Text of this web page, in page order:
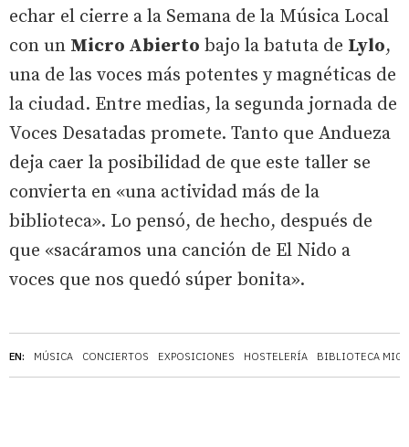
EN: MÚSICA CONCIERTOS EXPOSICIONES HOSTELERÍA BIBLIOTECA
echar el cierre a la Semana de la Música Local
con un Micro Abierto bajo la batuta de Lylo,
una de las voces más potentes y magnéticas de
la ciudad. Entre medias, la segunda jornada de
Voces Desatadas promete. Tanto que Andueza
deja caer la posibilidad de que este taller se
convierta en «una actividad más de la
biblioteca». Lo pensó, de hecho, después de
que «sacáramos una canción de El Nido a
voces que nos quedó súper bonita».